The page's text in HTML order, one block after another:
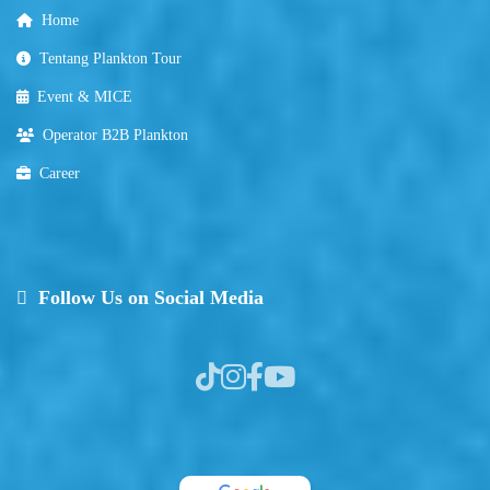
Home
Tentang Plankton Tour
Event & MICE
Operator B2B Plankton
Career
Follow Us on Social Media